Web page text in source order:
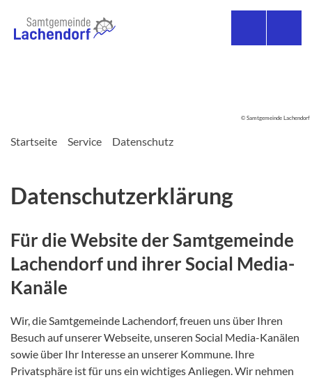
© Samtgemeinde Lachendorf
Startseite Service Datenschutz
Datenschutzerklärung
Für die Website der Samtgemeinde
Lachendorf und ihrer Social Media-
Kanäle
Wir, die Samtgemeinde Lachendorf, freuen uns über Ihren
Besuch auf unserer Webseite, unseren Social Media-Kanälen
sowie über Ihr Interesse an unserer Kommune. Ihre
Privatsphäre ist für uns ein wichtiges Anliegen. Wir nehmen